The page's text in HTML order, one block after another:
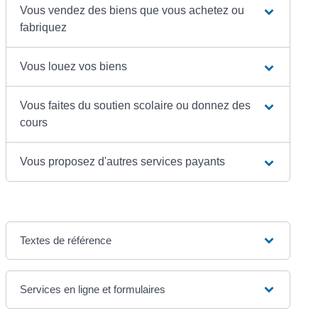
Vous vendez des biens que vous achetez ou
fabriquez
Vous louez vos biens
Vous faites du soutien scolaire ou donnez des
cours
Vous proposez d'autres services payants
Textes de référence
Services en ligne et formulaires